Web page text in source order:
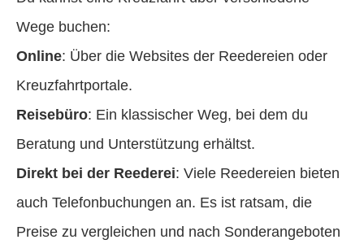
Wege buchen:
Online: Über die Websites der Reedereien oder
Kreuzfahrtportale.
Reisebüro: Ein klassischer Weg, bei dem du
Beratung und Unterstützung erhältst.
Direkt bei der Reederei: Viele Reedereien bieten
auch Telefonbuchungen an. Es ist ratsam, die
Preise zu vergleichen und nach Sonderangeboten